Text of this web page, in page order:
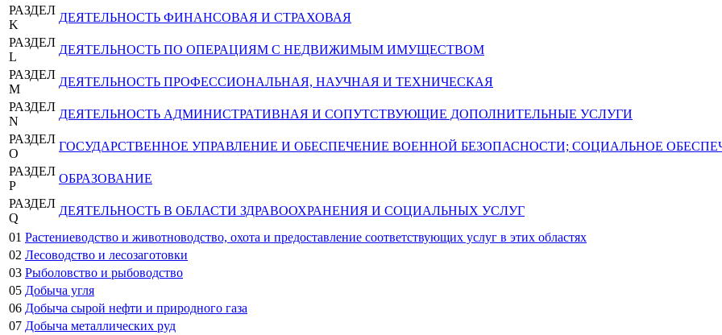
РАЗДЕЛ
K
ДЕЯТЕЛЬНОСТЬ ФИНАНСОВАЯ И СТРАХОВАЯ
РАЗДЕЛ
L
ДЕЯТЕЛЬНОСТЬ ПО ОПЕРАЦИЯМ С НЕДВИЖИМЫМ ИМУЩЕСТВОМ
РАЗДЕЛ
M
ДЕЯТЕЛЬНОСТЬ ПРОФЕССИОНАЛЬНАЯ, НАУЧНАЯ И ТЕХНИЧЕСКАЯ
РАЗДЕЛ
N
ДЕЯТЕЛЬНОСТЬ АДМИНИСТРАТИВНАЯ И СОПУТСТВУЮЩИЕ ДОПОЛНИТЕЛЬНЫЕ УСЛУГИ
РАЗДЕЛ
O
ГОСУДАРСТВЕННОЕ УПРАВЛЕНИЕ И ОБЕСПЕЧЕНИЕ ВОЕННОЙ БЕЗОПАСНОСТИ; СОЦИАЛЬНОЕ
РАЗДЕЛ
P
ОБРАЗОВАНИЕ
РАЗДЕЛ
Q
ДЕЯТЕЛЬНОСТЬ В ОБЛАСТИ ЗДРАВООХРАНЕНИЯ И СОЦИАЛЬНЫХ УСЛУГ
01 Растениеводство и животноводство, охота и предоставление соответствующих услуг в этих областях
02 Лесоводство и лесозаготовки
03 Рыболовство и рыбоводство
05 Добыча угля
06 Добыча сырой нефти и природного газа
07 Добыча металлических руд